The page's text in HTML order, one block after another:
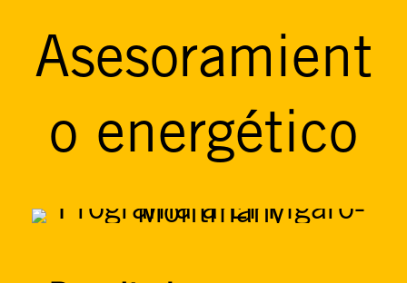
Asesoramient
o energético